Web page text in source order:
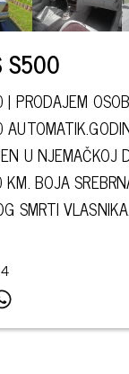
S500
PRODAJEM
U NJEMAČKOJ
BOJA
SMRTI